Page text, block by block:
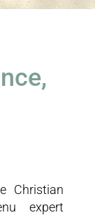
Christian
expert